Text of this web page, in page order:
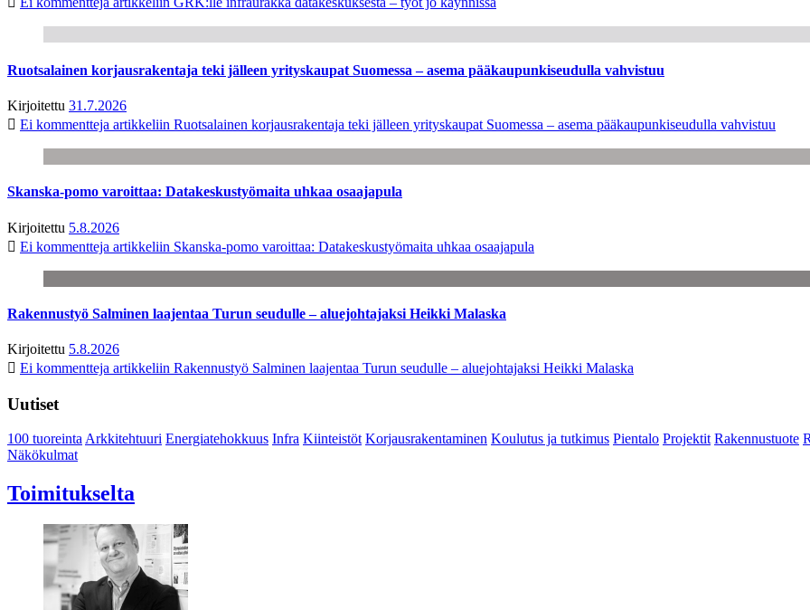
Ruotsalainen korjausrakentaja teki jälleen yrityskaupat Suomessa – asema pääkaupunkiseudulla vahvistuu
Kirjoitettu 31.7.2026
Ei kommentteja artikkeliin Ruotsalainen korjausrakentaja teki jälleen yrityskaupat Suomessa – asema pääkaupunkiseudulla vahvistuu
Skanska-pomo varoittaa: Datakeskustyömaita uhkaa osaajapula
Kirjoitettu 5.8.2026
Ei kommentteja artikkeliin Skanska-pomo varoittaa: Datakeskustyömaita uhkaa osaajapula
Rakennustyö Salminen laajentaa Turun seudulle – aluejohtajaksi Heikki Malaska
Kirjoitettu 5.8.2026
Ei kommentteja artikkeliin Rakennustyö Salminen laajentaa Turun seudulle – aluejohtajaksi Heikki Malaska
Uutiset
100 tuoreintaArkkitehtuuri Energiatehokkuus Infra Kiinteistöt Korjausrakentaminen Koulutus ja tutkimus Pientalo Projektit Rakennustuote
Näkökulmat
Toimitukselta